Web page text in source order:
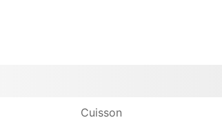
Cuisson